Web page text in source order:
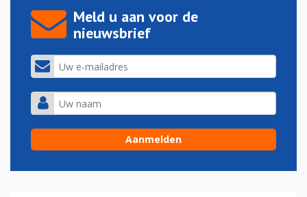
Meld u aan voor de
nieuwsbrief